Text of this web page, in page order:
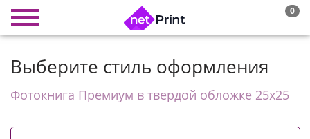
0
Выберите стиль оформления
Фотокнига Премиум в твердой обложке 25х25